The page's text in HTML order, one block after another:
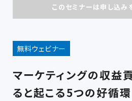
このセミナーは申し込み
無料ウェビナー
マーケティングの収益
ると起こる5つの好循環